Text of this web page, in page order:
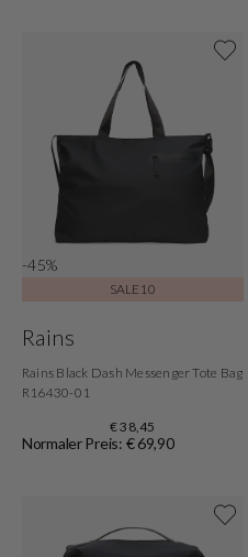
-45%
SALE10
Rains
Rains Black Dash Messenger Tote Bag
R16430-01
€ 38,45
Normaler Preis: € 69,90